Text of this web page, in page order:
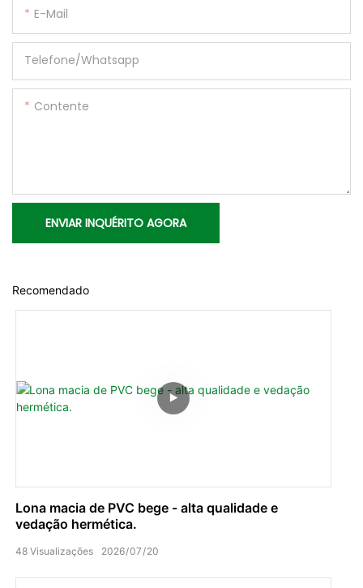
E-Mail
Telefone/whatsapp
Contente
ENVIAR INQUÉRITO AGORA
Recomendado
Lona macia de PVC bege - alta qualidade e
vedação hermética.
2026 07 20
48 Visualizações